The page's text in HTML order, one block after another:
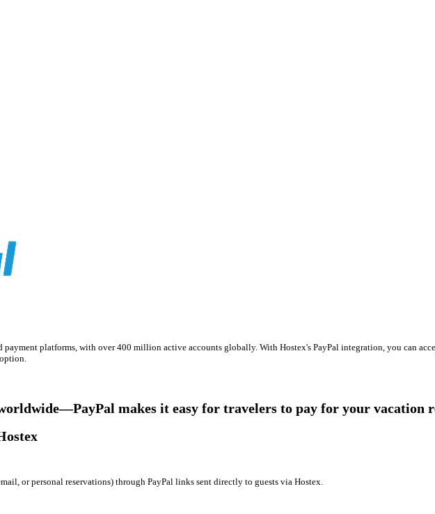
payment platforms, with over 400 million active accounts globally. With Hostex's PayPal integration, you can
makes it easy for travelers to pay for your vacation
or personal reservations) through PayPal links sent directly to guests via Hostex.